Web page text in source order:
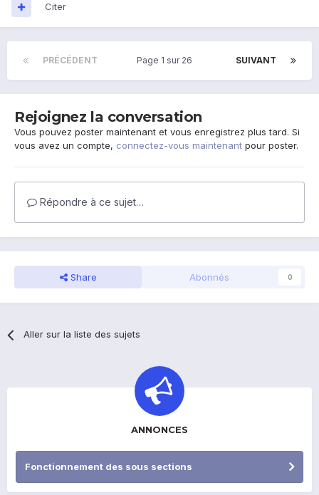
Citer
PRÉCÉDENT SUIVANT
Page 1 sur 26
Rejoignez la conversation
Vous pouvez poster maintenant et vous enregistrez plus tard. Si
vous avez un compte, connectez-vous maintenant pour poster.
Répondre à ce sujet…
Share Abonnés 0
Aller sur la liste des sujets
ANNONCES
Fonctionnement des sous sections